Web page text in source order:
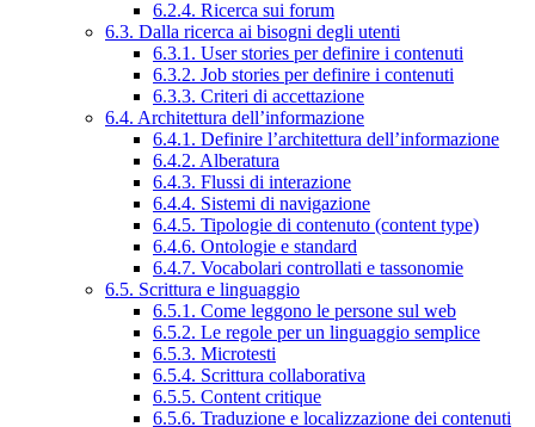
6.2.4. Ricerca sui forum
6.3. Dalla ricerca ai bisogni degli utenti
6.3.1. User stories per definire i contenuti
6.3.2. Job stories per definire i contenuti
6.3.3. Criteri di accettazione
6.4. Architettura dell’informazione
6.4.1. Definire l’architettura dell’informazione
6.4.2. Alberatura
6.4.3. Flussi di interazione
6.4.4. Sistemi di navigazione
6.4.5. Tipologie di contenuto (content type)
6.4.6. Ontologie e standard
6.4.7. Vocabolari controllati e tassonomie
6.5. Scrittura e linguaggio
6.5.1. Come leggono le persone sul web
6.5.2. Le regole per un linguaggio semplice
6.5.3. Microtesti
6.5.4. Scrittura collaborativa
6.5.5. Content critique
6.5.6. Traduzione e localizzazione dei contenuti